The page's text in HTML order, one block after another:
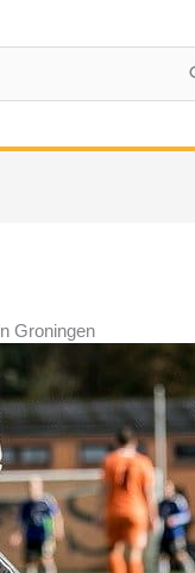
Groningen